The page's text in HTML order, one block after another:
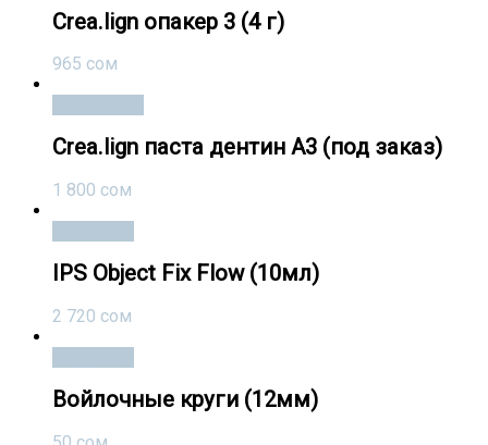
Crea.lign опакер 3 (4 г)
965 сом
Crea.lign паста дентин А3 (под заказ)
1 800 сом
IPS Object Fix Flow (10мл)
2 720 сом
Войлочные круги (12мм)